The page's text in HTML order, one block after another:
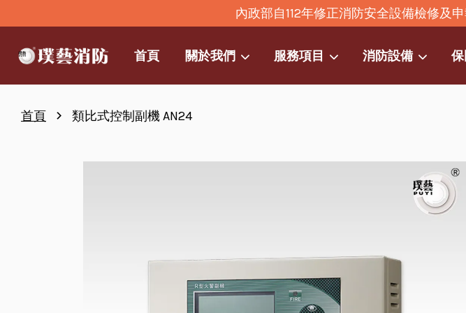
內政部自112年修正消防安全設備檢修及
首頁 關於我們 服務項目 消防設備
首頁 › 類比式控制副機 AN24
繼